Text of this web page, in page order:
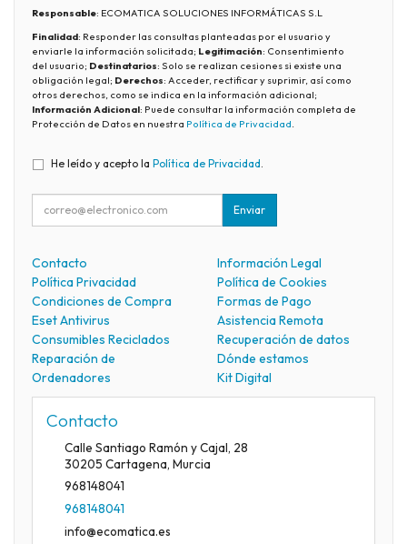
Responsable: ECOMATICA SOLUCIONES INFORMÁTICAS S.L
Finalidad: Responder las consultas planteadas por el usuario y
enviarle la información solicitada; Legitimación: Consentimiento
del usuario; Destinatarios: Solo se realizan cesiones si existe una
obligación legal; Derechos: Acceder, rectificar y suprimir, así como
otros derechos, como se indica en la información adicional;
Información Adicional: Puede consultar la información completa de
Protección de Datos en nuestra Política de Privacidad.
He leído y acepto la Política de Privacidad
Enviar
Contacto
Información Legal
Política Privacidad
Política de Cookies
Condiciones de Compra
Formas de Pago
Eset Antivirus
Asistencia Remota
Consumibles Reciclados
Recuperación de datos
Reparación de
Ordenadores
Dónde estamos
Kit Digital
Contacto
Calle Santiago Ramón y Cajal, 28
30205 Cartagena, Murcia
968148041
968148041
info@ecomatica.es